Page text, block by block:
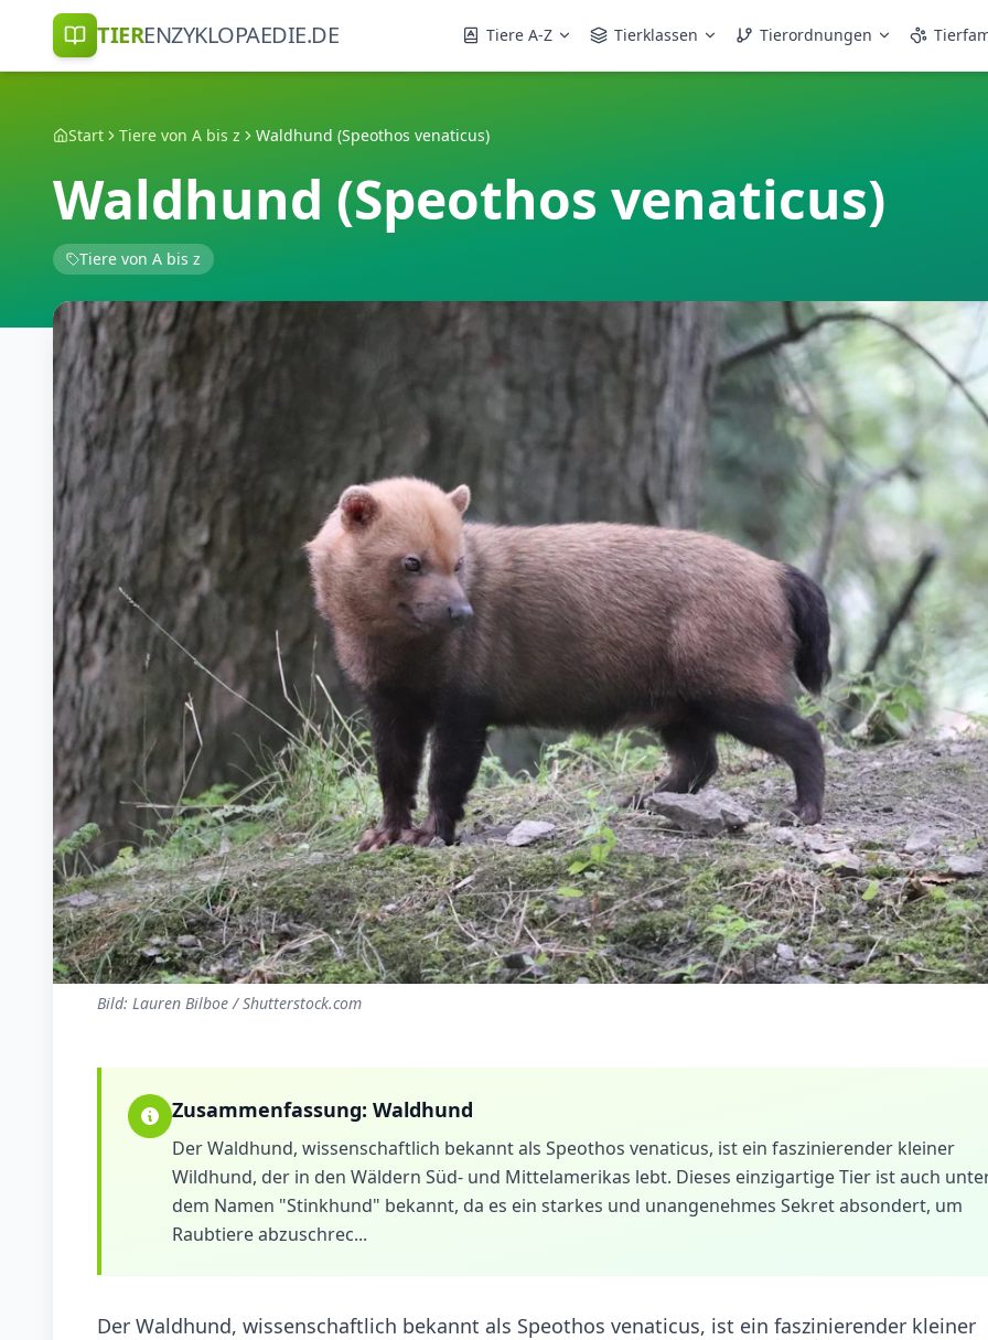
TIERENZYKLOPAEDIE.DE Tiere A-Z Tierklassen Tierordnungen
Start Tiere von A bis z Waldhund (Speothos venaticus)
Waldhund (Speothos venaticus)
Tiere von A bis z
Bild: Lauren Bilboe / Shutterstock.com
Zusammenfassung: Waldhund
Der Waldhund, wissenschaftlich bekannt als Speothos venaticus, ist ein faszinierender kleiner
Wildhund, der in den Wäldern Süd- und Mittelamerikas lebt. Dieses einzigartige Tier ist auch
dem Namen "Stinkhund" bekannt, da es ein starkes und unangenehmes Sekret absondert, um
Raubtiere abzuschrec...
Der Waldhund, wissenschaftlich bekannt als Speothos venaticus, ist ein faszinierender kleiner